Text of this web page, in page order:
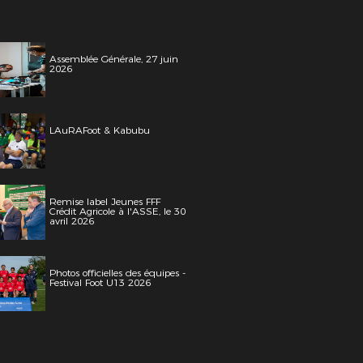
Assemblée Générale, 27 juin
2026
LAuRAFoot & Kabubu
Remise label Jeunes FFF
Crédit Agricole à l'ASSE, le 30
avril 2026
Photos officielles des équipes -
Festival Foot U13 2026